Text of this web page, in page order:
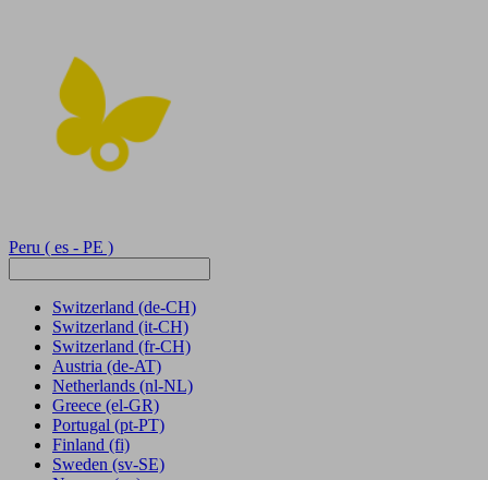
Peru ( es - PE )
Switzerland (de-CH)
Switzerland (it-CH)
Switzerland (fr-CH)
Austria (de-AT)
Netherlands (nl-NL)
Greece (el-GR)
Portugal (pt-PT)
Finland (fi)
Sweden (sv-SE)